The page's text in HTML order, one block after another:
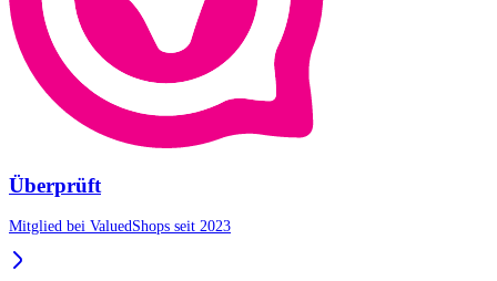
Überprüft
Mitglied bei ValuedShops seit 2023